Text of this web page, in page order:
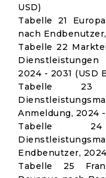
USD)
Tabelle 21
nach
Tabelle 22
2024 - 2031 (USD
Tabelle
Anmeldung, 2024
Tabelle
Endbenutzer,
Tabelle 25